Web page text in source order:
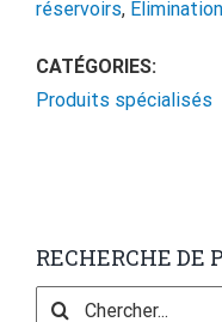
réservoirs,
CATÉGORIES:
Produits spécialisés
RECHERCHE DE
Search